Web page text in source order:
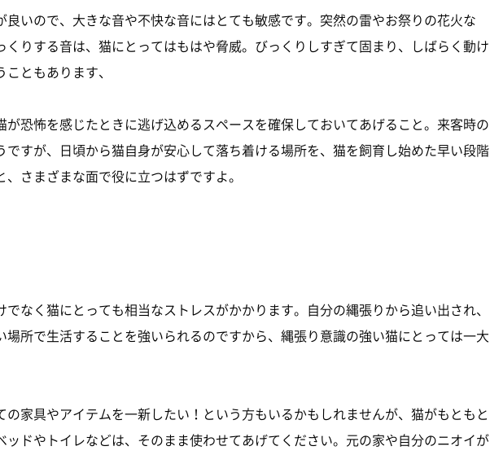
良いので、大きな音や不快な音にはとても敏感です。突然の雷やお祭りの花火な
くりする音は、猫にとってはもはや脅威。びっくりしすぎて固まり、しばらく動け
ともあります、
が恐怖を感じたときに逃げ込めるスペースを確保しておいてあげること。来客時の
ですが、日頃から猫自身が安心して落ち着ける場所を、猫を飼育し始めた早い段階
さまざまな面で役に立つはずですよ。
でなく猫にとっても相当なストレスがかかります。自分の縄張りから追い出され、
場所で生活することを強いられるのですから、縄張り意識の強い猫にとっては一大
の家具やアイテムを一新したい！という方もいるかもしれませんが、猫がもともと
ッドやトイレなどは、そのまま使わせてあげてください。元の家や自分のニオイが